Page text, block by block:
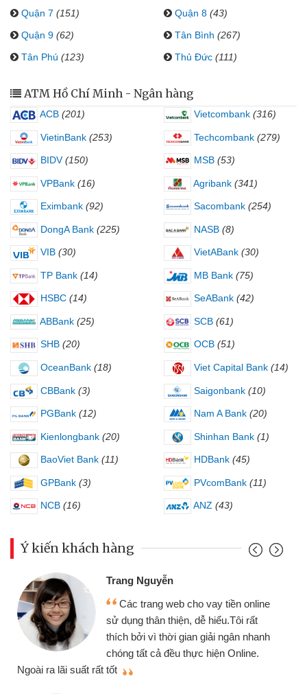
Quận 7 (151) Quận 8 (43)
Quận 9 (62) Tân Bình (267)
Tân Phú (123) Thủ Đức (111)
ATM Hồ Chí Minh - Ngân hàng
ACB (201) Vietcombank (316)
VietinBank (253) Techcombank (279)
BIDV (150) MSB (53)
VPBank (16) Agribank (341)
Eximbank (92) Sacombank (254)
DongA Bank (225) NASB (8)
VIB (30) VietABank (30)
TP Bank (14) MB Bank (75)
HSBC (14) SeABank (42)
ABBank (25) SCB (61)
SHB (20) OCB (51)
OceanBank (18) Viet Capital Bank (14)
CBBank (3) Saigonbank (10)
PGBank (12) Nam A Bank (20)
Kienlongbank (20) Shinhan Bank (1)
BaoViet Bank (11) HDBank (45)
GPBank (3) PVcomBank (11)
NCB (16) ANZ (43)
Ý kiến khách hàng
Trang Nguyễn
Các trang web cho vay tiền online
sử dụng thân thiện, dễ hiểu.Tôi rất
thích bởi vì thời gian giải ngân nhanh
chóng tất cả đều thực hiện Online.
Ngoài ra lãi suất rất tốt